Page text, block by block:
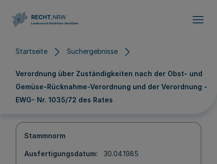
Startseite Suchergebnisse
Verordnung über Zuständigkeiten nach der Obst- und
Gemüse-Rücknahme-Verordnung und der Verordnung -
EWG- Nr. 1035/72 des Rates
Stammnorm
Ausfertigungsdatum 30.04.1985